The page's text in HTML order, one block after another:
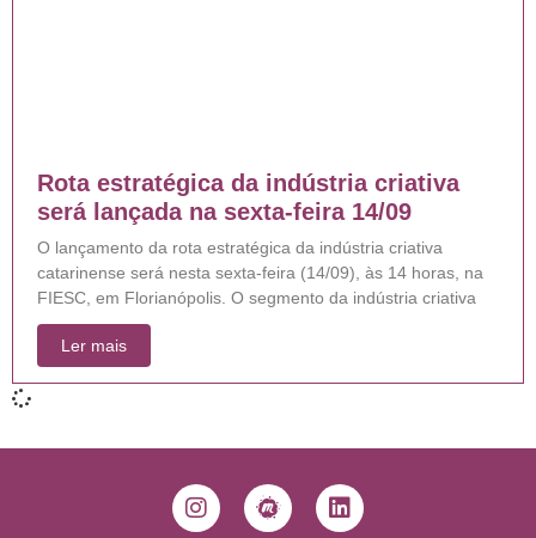
Rota estratégica da indústria criativa
será lançada na sexta-feira 14/09
O lançamento da rota estratégica da indústria criativa
catarinense será nesta sexta-feira (14/09), às 14 horas, na
FIESC, em Florianópolis. O segmento da indústria criativa
Ler mais